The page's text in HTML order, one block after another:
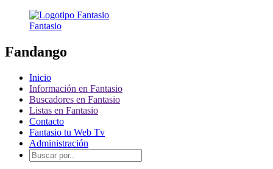
Fantasio
Fandango
Inicio
Información en Fantasio
Buscadores en Fantasio
Listas en Fantasio
Contacto
Fantasio tu Web Tv
Administración